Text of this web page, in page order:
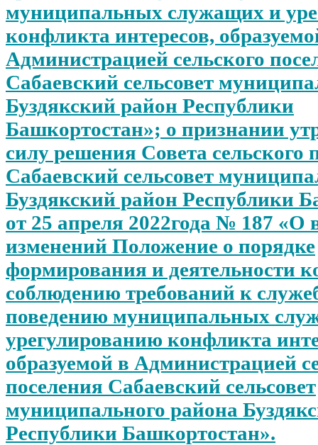
муниципальных служащих и
конфликта интересов,
Администрацией сельского
Сабаевский сельсовет
Буздякский район Республики
Башкортостан»; о признании
силу решения Совета сельского
Сабаевский сельсовет
Буздякский район Республики
от 25 апреля 2022года № 187 «О
изменений Положение о порядке
формирования и деятельности
соблюдению требований к
поведению муниципальных
урегулированию конфликта
образуемой в Администрацией
поселения Сабаевский сельсовет
муниципального района
Республики Башкортостан».